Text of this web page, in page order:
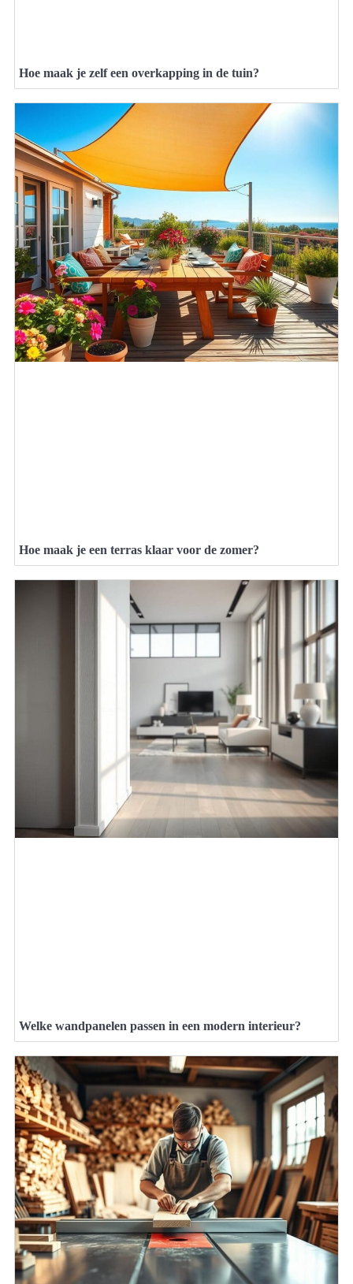
Hoe maak je zelf een overkapping in de tuin?
Hoe maak je een terras klaar voor de zomer?
Welke wandpanelen passen in een modern interieur?